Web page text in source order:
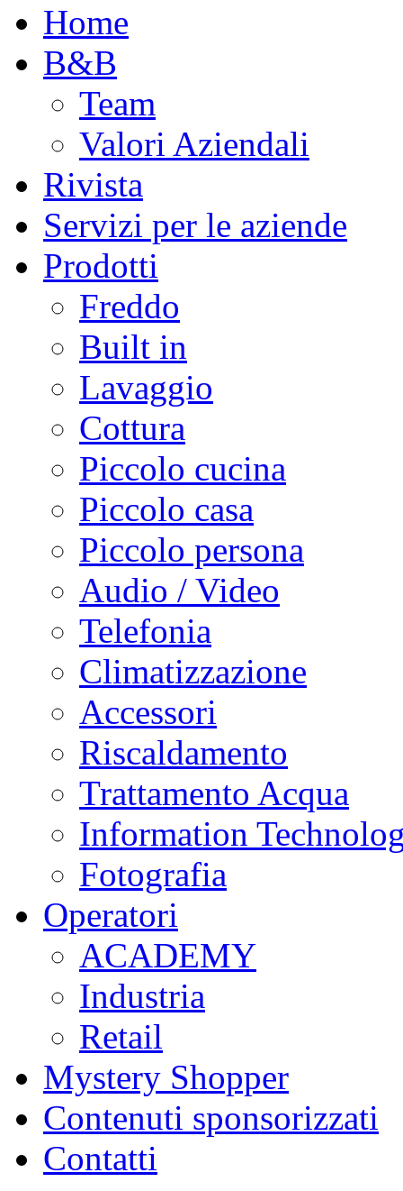
Home
B&B
Team
Valori Aziendali
Rivista
Servizi per le aziende
Prodotti
Freddo
Built in
Lavaggio
Cottura
Piccolo cucina
Piccolo casa
Piccolo persona
Audio / Video
Telefonia
Climatizzazione
Accessori
Riscaldamento
Trattamento Acqua
Information
Fotografia
Operatori
ACADEMY
Industria
Retail
Mystery Shopper
Contenuti sponsorizzati
Contatti